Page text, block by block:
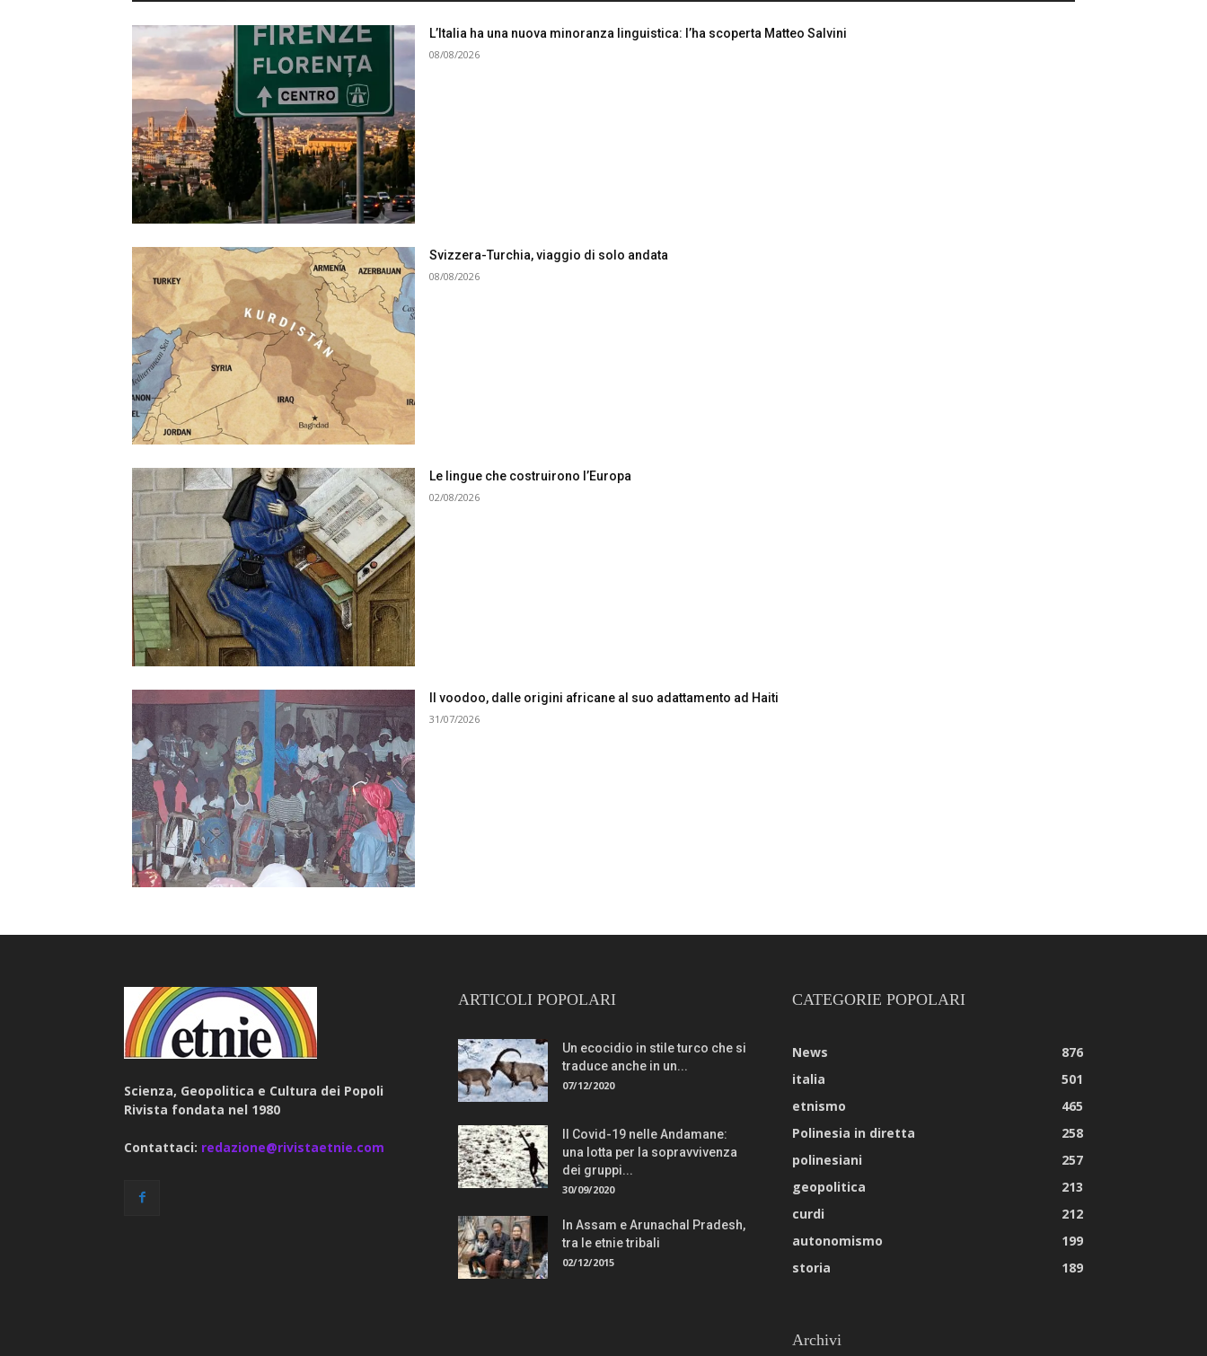
L’Italia ha una nuova minoranza linguistica: l’ha scoperta Matteo Salvini
08/08/2026
Svizzera-Turchia, viaggio di solo andata
08/08/2026
Le lingue che costruirono l’Europa
02/08/2026
Il voodoo, dalle origini africane al suo adattamento ad Haiti
31/07/2026
Scienza, Geopolitica e Cultura dei Popoli
Rivista fondata nel 1980
Contattaci: redazione@rivistaetnie.com
ARTICOLI POPOLARI
Un ecocidio in stile turco che si
traduce anche in un...
07/12/2020
Il Covid-19 nelle Andamane:
una lotta per la sopravvivenza
dei gruppi...
30/09/2020
In Assam e Arunachal Pradesh,
tra le etnie tribali
02/12/2015
CATEGORIE POPOLARI
News
876
italia
501
etnismo
465
Polinesia in diretta
258
polinesiani
257
geopolitica
213
curdi
212
autonomismo
199
storia
189
Archivi